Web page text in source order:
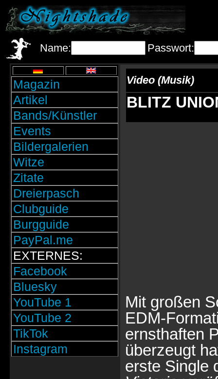
Name: Passwort:
Magazin
Artikel
Bands/Künstler
Events
Bildergalerien
Witze
Zitate
Dreierpasch
Clubguide
Burgguide
PayPal.me
EXTERNES:
Facebook
Bluesky
YouTube 1
YouTube 2
TikTok
Instagram
Video (Musik)
BLITZ
Mit großen
EDM-
ernsthaften
überzeugt
erste Single